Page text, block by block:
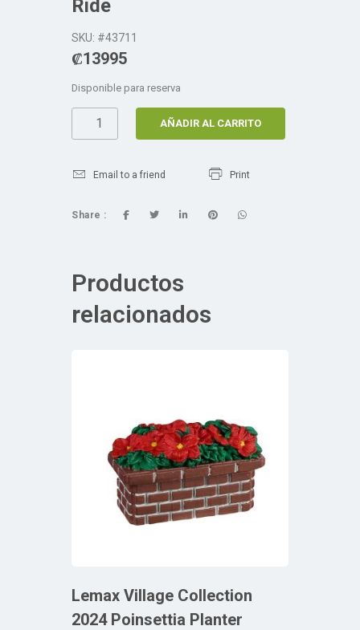
Ride
SKU: #43711
₡13995
Disponible para reserva
AÑADIR AL CARRITO
Email to a friend Print
Share :
Productos
relacionados
Lemax Village Collection
2024 Poinsettia Planter